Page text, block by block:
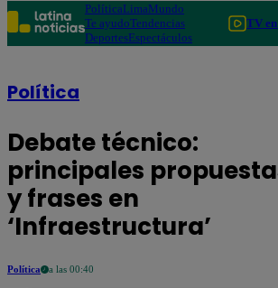
PolíticaLimaMundo
Te ayudoTendencias
DeportesEspectáculos
TV
Política
Debate técnico:
principales
y frases en
‘Infraestructura’
Política a las 00:40